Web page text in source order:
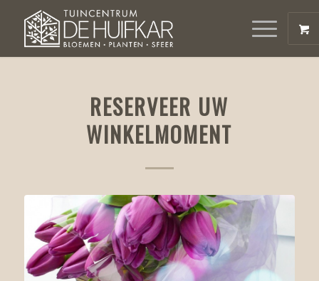
RESERVEER UW
WINKELMOMENT